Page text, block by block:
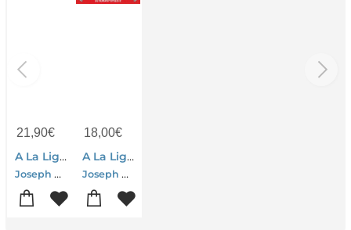
21,90€
A La Ligne
Joseph Ponthus
18,00€
A La Ligne ; Feuillets D'usine
Joseph Ponthus